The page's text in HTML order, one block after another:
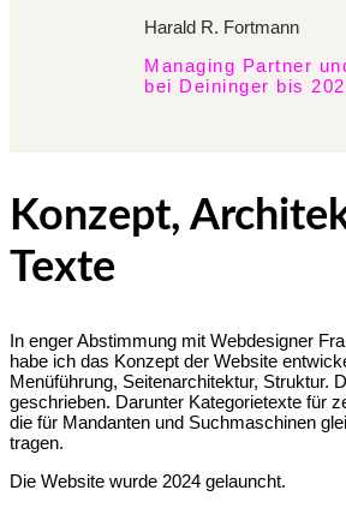
Harald R. Fortmann
Managing Partner
bei Deininger bis
Konzept,
Texte
In enger Abstimmung mit Webdesigner
habe ich das Konzept der Website
Menüführung, Seitenarchitektur, Struktur.
geschrieben. Darunter Kategorietexte für
die für Mandanten und Suchmaschinen
tragen.
Die Website wurde 2024 gelauncht.